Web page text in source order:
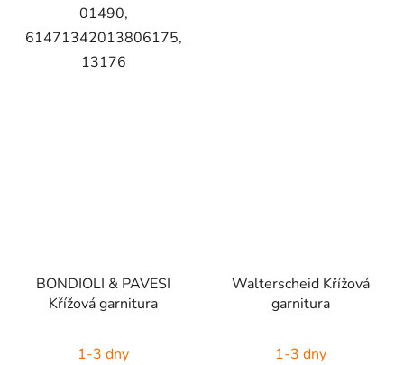
01490,
61471342013806175,
13176
BONDIOLI & PAVESI
Křížová garnitura
1-3 dny
Walterscheid Křížová
garnitura
1-3 dny